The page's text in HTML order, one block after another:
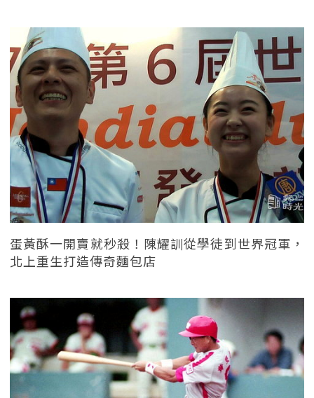
蛋黃酥一開賣就秒殺！陳耀訓從學徒到世界冠軍，
北上重生打造傳奇麵包店